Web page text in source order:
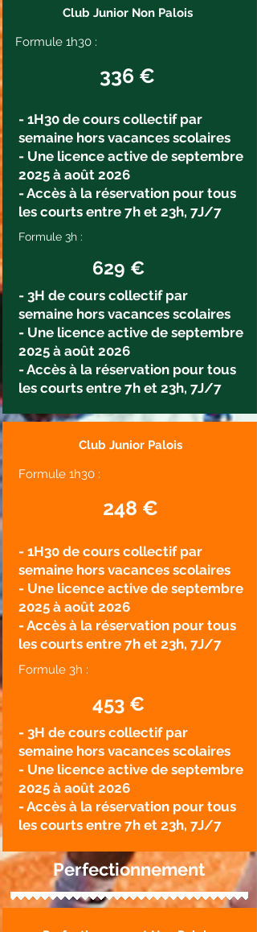
Club Junior Non Palois
Formule 1h30 :
336 €
- 1H30 de cours collectif par
semaine hors vacances scolaires
- Une licence active de septembre
2025 à août 2026
- Accès à la réservation pour tous
les courts entre 7h et 23h, 7J/7
Formule 3h :
629 €
- 3H de cours collectif par
semaine hors vacances scolaires
- Une licence active de septembre
2025 à août 2026
- Accès à la réservation pour tous
les courts entre 7h et 23h, 7J/7
Club Junior Palois
Formule 1h30 :
248 €
- 1H30 de cours collectif par
semaine hors vacances scolaires
- Une licence active de septembre
2025 à août 2026
- Accès à la réservation pour tous
les courts entre 7h et 23h, 7J/7
Formule 3h :
453€
- 3H de cours collectif par
semaine hors vacances scolaires
- Une licence active de septembre
2025 à août 2026
- Accès à la réservation pour tous
les courts entre 7h et 23h, 7J/7
Perfectionnement